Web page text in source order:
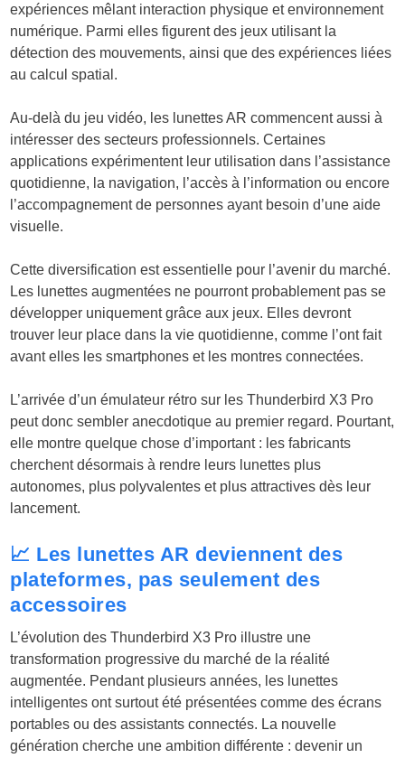
expériences mêlant interaction physique et environnement
numérique. Parmi elles figurent des jeux utilisant la
détection des mouvements, ainsi que des expériences liées
au calcul spatial.
Au-delà du jeu vidéo, les lunettes AR commencent aussi à
intéresser des secteurs professionnels. Certaines
applications expérimentent leur utilisation dans l’assistance
quotidienne, la navigation, l’accès à l’information ou encore
l’accompagnement de personnes ayant besoin d’une aide
visuelle.
Cette diversification est essentielle pour l’avenir du marché.
Les lunettes augmentées ne pourront probablement pas se
développer uniquement grâce aux jeux. Elles devront
trouver leur place dans la vie quotidienne, comme l’ont fait
avant elles les smartphones et les montres connectées.
L’arrivée d’un émulateur rétro sur les Thunderbird X3 Pro
peut donc sembler anecdotique au premier regard. Pourtant,
elle montre quelque chose d’important : les fabricants
cherchent désormais à rendre leurs lunettes plus
autonomes, plus polyvalentes et plus attractives dès leur
lancement.
📈 Les lunettes AR deviennent des
plateformes, pas seulement des
accessoires
L’évolution des Thunderbird X3 Pro illustre une
transformation progressive du marché de la réalité
augmentée. Pendant plusieurs années, les lunettes
intelligentes ont surtout été présentées comme des écrans
portables ou des assistants connectés. La nouvelle
génération cherche une ambition différente : devenir un